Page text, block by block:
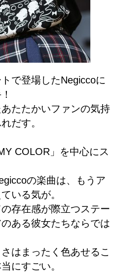
で登場したNegiccoに
たたかいファンの気持
だす。
COLOR」を中心にス
の楽曲は、もうア
いる気が。
存在感が際立つステー
ある彼女たちならでは
はまったく色あせるこ
にすごい。